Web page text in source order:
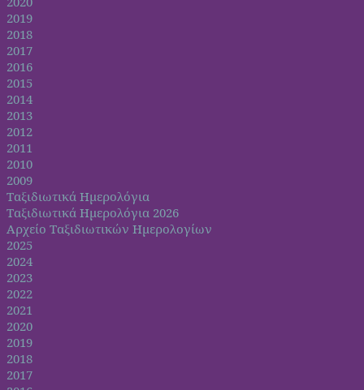
2019
2018
2017
2016
2015
2014
2013
2012
2011
2010
2009
Ταξιδιωτικά Ημερολόγια
Ταξιδιωτικά Ημερολόγια 2026
Αρχείο Ταξιδιωτικών Ημερολογίων
2025
2024
2023
2022
2021
2020
2019
2018
2017